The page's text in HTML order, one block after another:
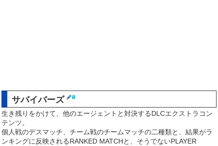
サバイバーズ
生き残りをかけて、他のエージェントと対決するDLCエクストラコン
テンツ。
個人戦のデスマッチ、チーム戦のチームマッチの二種類と、結果がラ
ンキングに反映されるRANKED MATCHと、そうでないPLAYER